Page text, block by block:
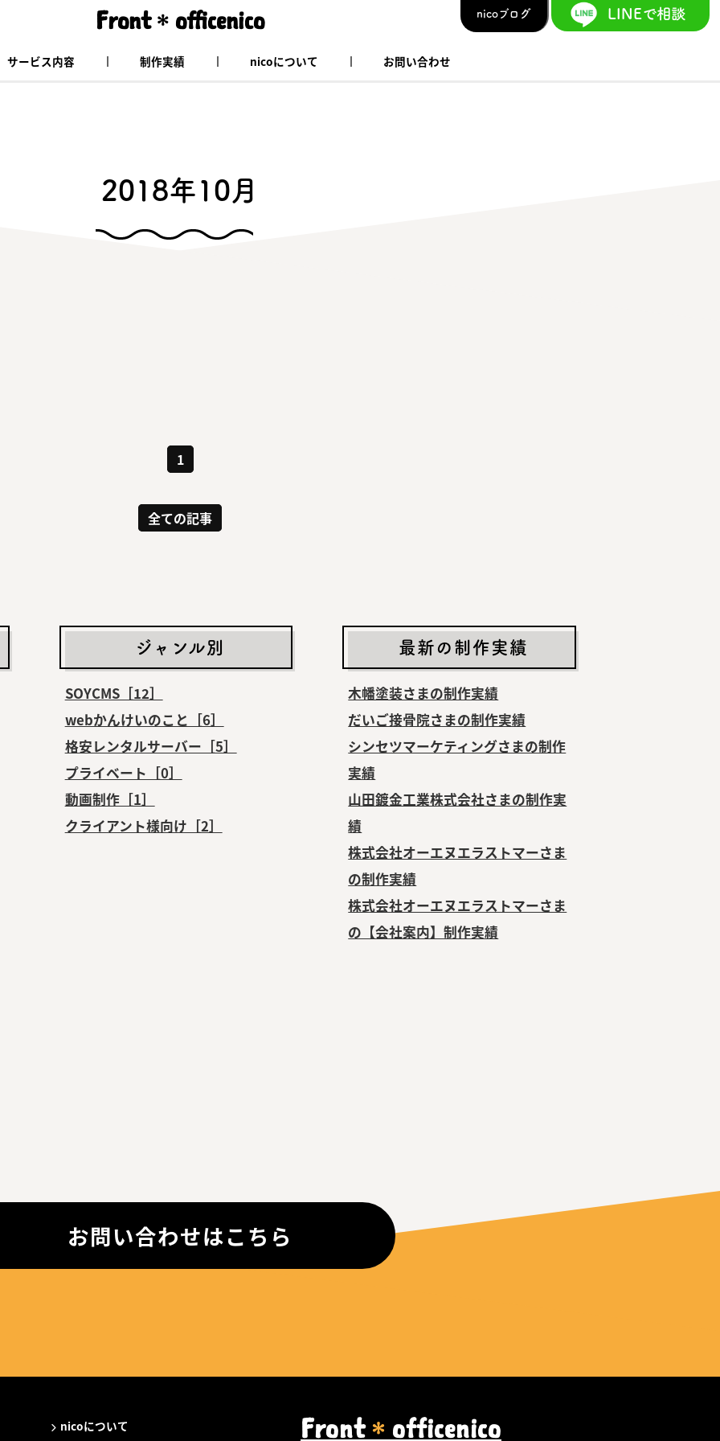
Front＊ officenico
サービス内容
制作実績
nicoについて
お問い合わせ
nicoブログ LINEで相談
2018年10月
1
全ての記事
ジャンル別
SOYCMS［12］
webかんけいのこと［6］
格安レンタルサーバー［5］
プライベート［0］
動画制作［1］
クライアント様向け［2］
最新の制作実績
木幡塗装さまの制作実績
だいご接骨院さまの制作実績
シンセツマーケティングさまの制作
実績
山田鍍金工業株式会社さまの制作実
績
株式会社オーエヌエラストマーさま
の制作実績
株式会社オーエヌエラストマーさま
の【会社案内】制作実績
お問い合わせはこちら
nicoについて
Front＊ officenico